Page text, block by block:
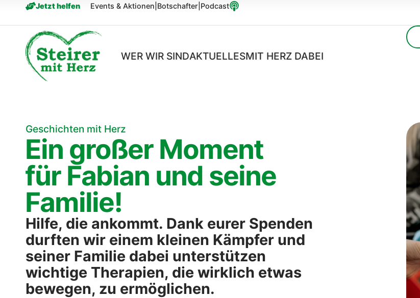
springenJetzt helfen Events & Aktionen Botschafter Podcast
WER WIR SINDAKTUELLESMIT HERZ DABEI
Geschichten mit Herz
Ein großer Moment
für Fabian und seine
Familie!
Hilfe, die ankommt. Dank eurer Spenden
durften wir einem kleinen Kämpfer und
seiner Familie dabei unterstützen
wichtige Therapien, die wirklich etwas
bewegen, zu ermöglichen.